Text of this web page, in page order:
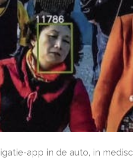
app in de auto, in